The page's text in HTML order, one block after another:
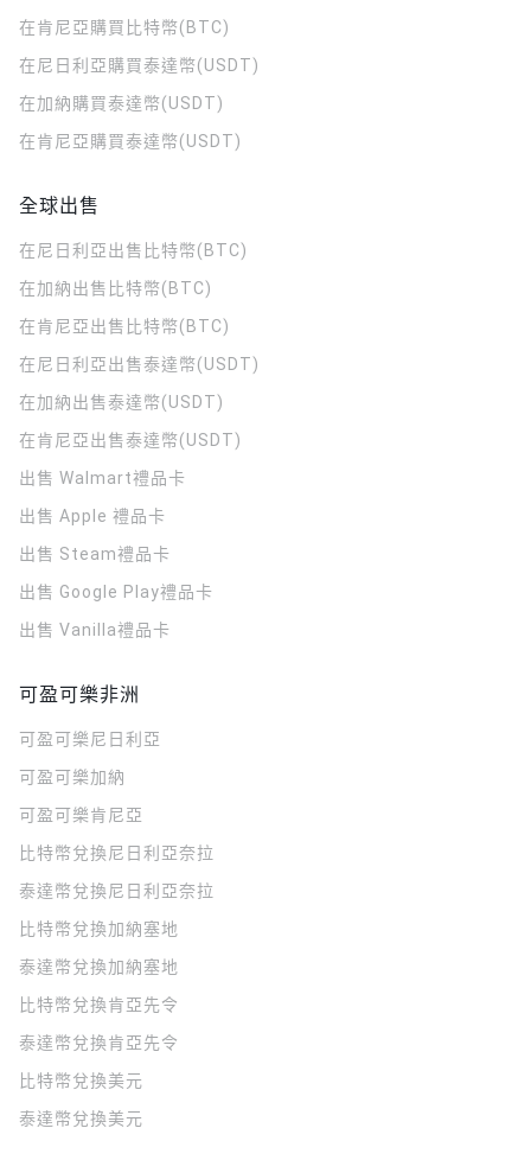
在肯尼亞購買比特幣(BTC)
在尼日利亞購買泰達幣(USDT)
在加納購買泰達幣(USDT)
在肯尼亞購買泰達幣(USDT)
全球出售
在尼日利亞出售比特幣(BTC)
在加納出售比特幣(BTC)
在肯尼亞出售比特幣(BTC)
在尼日利亞出售泰達幣(USDT)
在加納出售泰達幣(USDT)
在肯尼亞出售泰達幣(USDT)
出售 Walmart禮品卡
出售 Apple 禮品卡
出售 Steam禮品卡
出售 Google Play禮品卡
出售 Vanilla禮品卡
可盈可樂非洲
可盈可樂 尼日利亞
可盈可樂加納
可盈可樂肯尼亞
比特幣兌換尼日利亞奈拉
泰達幣兌換尼日利亞奈拉
比特幣兌換加納塞地
泰達幣兌換加納塞地
比特幣兌換肯亞先令
泰達幣兌換肯亞先令
比特幣兌換美元
泰達幣兌換美元